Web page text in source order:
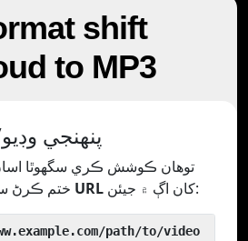
shift
to MP3
پنھنجي
توھان ڪوشش ڪري سگھوٿا
ختم ڪرڻ URL کان اڳ ۾ جيئن: